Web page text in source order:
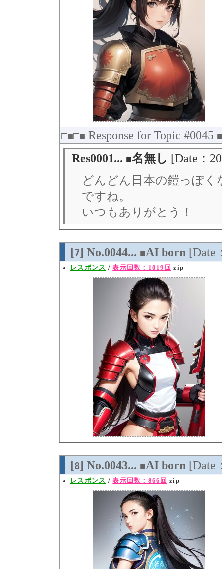
□■□■ Response for Topic #0045
Res0001... ■名無し [Date：
どんどん日本の鎧っぽ
ですね。
いつもありがとう！
[7] No.0044... ■AI born [Date
レスポンス /表示回数：1019回 zip
[8] No.0043... ■AI born [Date
レスポンス /表示回数：866回 zip